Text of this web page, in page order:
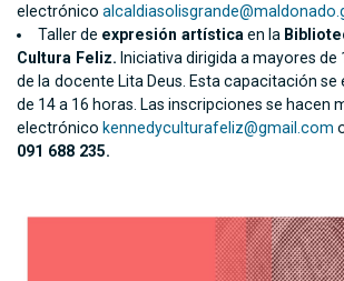
electrónico
Taller de expresión artística en la
Cultura Feliz. Iniciativa dirigida a mayores de
de la docente Lita Deus. Esta capacitación se
de 14 a 16 horas. Las inscripciones se hacen
electrónico kennedyculturafeliz@gmail.com
091 688 235.